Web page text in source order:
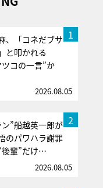
1
、「コネだブサ
と叩かれる
コの一言”か
2026.08.05
2
”船越英一郎が
のパワハラ謝罪
後輩”だけ…
2026.08.05